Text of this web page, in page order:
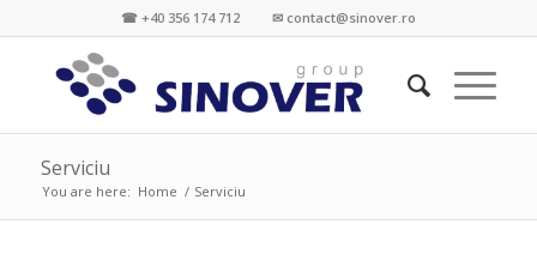
☎ +40 356 174 712 ✉ contact@sinover.ro
Serviciu
You are here: Home / Serviciu